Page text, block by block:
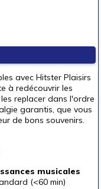
avec Hitster Plaisirs
à redécouvrir les
replacer dans l'ordre
garantis, que vous
de bons souvenirs.
musicales
(<60 min)